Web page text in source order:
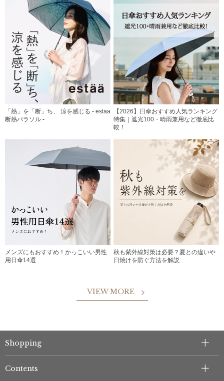
「熱」を「断」ち、 涼を感じる - estaa
断熱パラソル -
【2026】日傘おすすめ人気ランキング
特集｜遮光100・晴雨兼用など徹底比
較！
メンズにもおすすめ！かっこいい男性
用日傘14選
秋も紫外線対策は必要？夏との違いや
日焼けを防ぐ方法を解説
VIEW MORE
Shopping
Contents